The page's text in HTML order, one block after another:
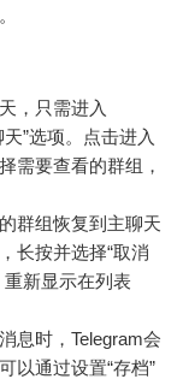
，只需进入
”选项。点击进入
需要查看的群组，
群组恢复到主聊天
长按并选择“取消
新显示在列表
息时，Telegram会
以通过设置“存档”